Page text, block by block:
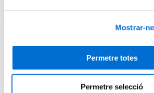
Mostrar-
Permetre totes
Permetre selecció
Taller per explorar dinàmiques de grup que
possible de les sessions de formació.
sessió expositiva o demostrativa.
Gimnàs de creativitat
Aquest taller ens proposa reflexionar sobre